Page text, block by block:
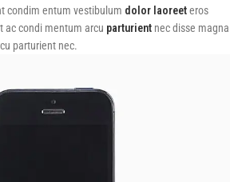
condim entum vestibulum dolor laoreeteros
ac condi mentum arcu parturient nec disse magna
parturient nec.